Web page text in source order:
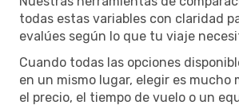
todas estas variables con claridad
evalúes según lo que tu viaje
Cuando todas las opciones
en un mismo lugar, elegir es mucho
el precio, el tiempo de vuelo o un